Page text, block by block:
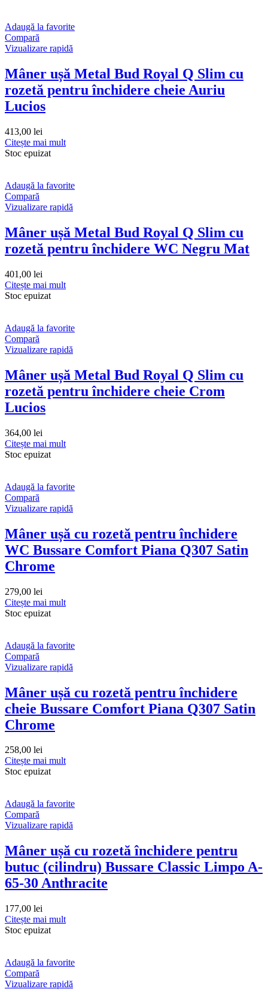
Adaugă la favorite
Compară
Vizualizare rapidă
Mâner ușă Metal Bud Royal Q Slim cu
rozetă pentru închidere cheie Auriu
Lucios
413,00 lei
Citește mai mult
Stoc epuizat
Adaugă la favorite
Compară
Vizualizare rapidă
Mâner ușă Metal Bud Royal Q Slim cu
rozetă pentru închidere WC Negru Mat
401,00 lei
Citește mai mult
Stoc epuizat
Adaugă la favorite
Compară
Vizualizare rapidă
Mâner ușă Metal Bud Royal Q Slim cu
rozetă pentru închidere cheie Crom
Lucios
364,00 lei
Citește mai mult
Stoc epuizat
Adaugă la favorite
Compară
Vizualizare rapidă
Mâner ușă cu rozetă pentru închidere
WC Bussare Comfort Piana Q307 Satin
Chrome
279,00 lei
Citește mai mult
Stoc epuizat
Adaugă la favorite
Compară
Vizualizare rapidă
Mâner ușă cu rozetă pentru închidere
cheie Bussare Comfort Piana Q307 Satin
Chrome
258,00 lei
Citește mai mult
Stoc epuizat
Adaugă la favorite
Compară
Vizualizare rapidă
Mâner ușă cu rozetă închidere pentru
butuc (cilindru) Bussare Classic Limpo A-
65-30 Anthracite
177,00 lei
Citește mai mult
Stoc epuizat
Adaugă la favorite
Compară
Vizualizare rapidă